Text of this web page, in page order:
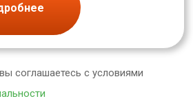
соглашаетесь с условиями